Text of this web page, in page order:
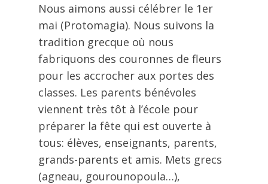
Nous aimons aussi célébrer le 1er
mai (Protomagia). Nous suivons la
tradition grecque où nous
fabriquons des couronnes de fleurs
pour les accrocher aux portes des
classes. Les parents bénévoles
viennent très tôt à l’école pour
préparer la fête qui est ouverte à
tous: élèves, enseignants, parents,
grands-parents et amis. Mets grecs
(agneau, gourounopoula…),